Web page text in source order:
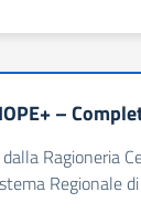
–
Ragioneria
Regionale